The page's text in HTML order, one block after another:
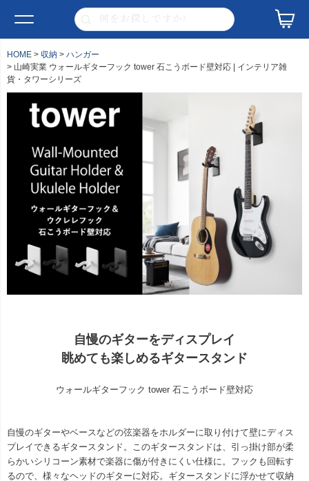
HOME 収納
ハンガー
山崎実業 ウォールギターフック tower 石こうボード壁対応 | インテリア雑
貨・タワーシリーズ
自慢のギターをディスプレイ
眺めても楽しめるギタースタンド
ウォールギターフック tower 石こうボード壁対応
自慢のギターやベースなどの弦楽器をホルダーに取り付けて壁にディス
プレイできるギタースタンド。このギタースタンドは、引っ掛け部が柔
らかいシリコーン素材で楽器に傷が付きにくい仕様に。フックも回転す
るので、様々なヘッドのギターに対応。ギタースタンドに浮かせて収納